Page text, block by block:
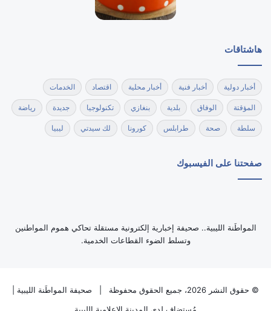
هاشتاقات
أخبار دولية أخبار فنية أخبار محلية اقتصاد الخدمات
المؤقتة الوفاق بلدية بنغازي تكنولوجيا جديدة رياضة
سلطة صحة طرابلس كورونا لك سيدتي ليبيا
صفحتنا على الفيسبوك
‏المواطَنة الليبية.. صحيفة إخبارية إلكترونية مستقلة تحاكي هموم المواطنين
وتسلط الضوء القطاعات الخدمية.
© حقوق النشر 2026، جميع الحقوق محفوظة | صحيفة المواطَنة الليبية